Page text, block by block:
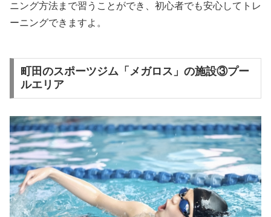
ニング方法まで習うことができ、初心者でも安心してトレ
ーニングできますよ。
町田のスポーツジム「メガロス」の施設③プー
ルエリア